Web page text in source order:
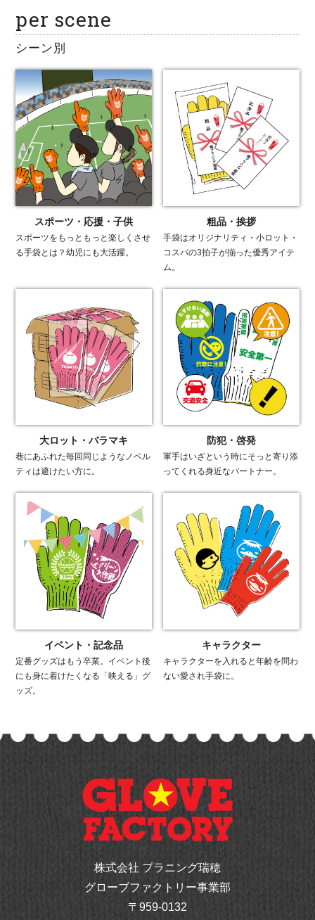
per scene
シーン別
スポーツ・応援・子供
スポーツをもっともっと楽しくさせ
る手袋とは？幼児にも大活躍。
粗品・挨拶
手袋はオリジナリティ・小ロット・
コスパの3拍子が揃った優秀アイテ
ム。
大ロット・バラマキ
巷にあふれた毎回同じようなノベル
ティは避けたい方に。
防犯・啓発
軍手はいざという時にそっと寄り添
ってくれる身近なパートナー。
イベント・記念品
定番グッズはもう卒業。イベント後
にも身に着けたくなる「映える」グ
ッズ。
キャラクター
キャラクターを入れると年齢を問わ
ない愛され手袋に。
株式会社 プラニング瑞穂
グローブファクトリー事業部
〒959-0132